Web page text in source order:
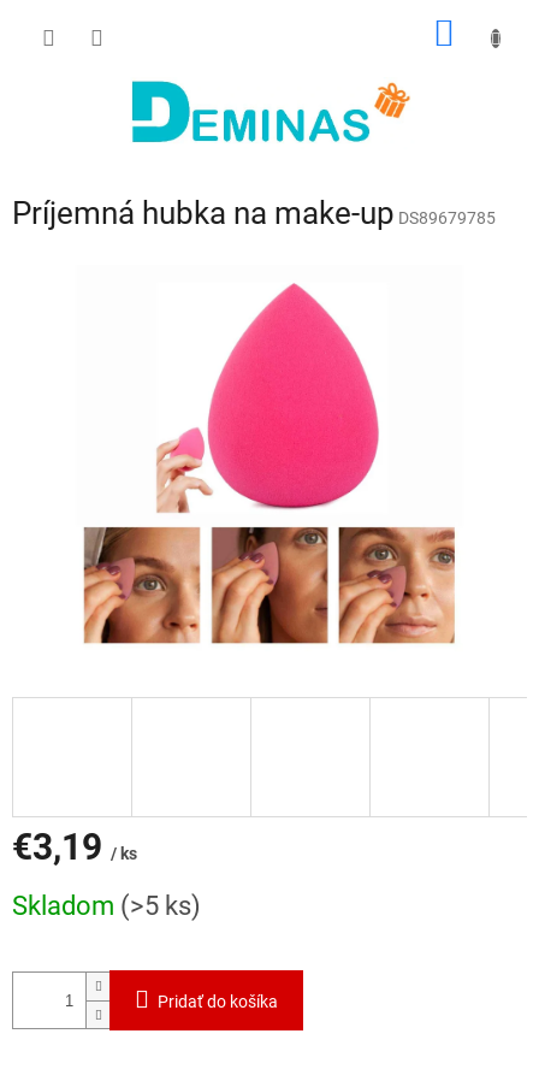
Príjemná hubka na make-up DS89679785
€3,19 / ks
cena:
Skladom (>5 ks)
Pridať do košíka